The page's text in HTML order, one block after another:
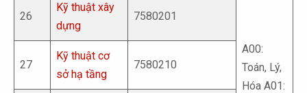
A00:
Toán, Lý,
Hóa A01:
26
Kỹ thuật xây
dựng
7580201
27
Kỹ thuật cơ
sở hạ tầng
7580210